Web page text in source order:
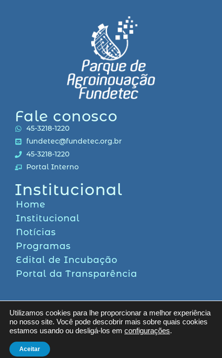
Fale conosco
45-3218-1220
fundetec@fundetec.org.br
45-3218-1220
Portal Interno
Institucional
Home
Institucional
Notícias
Programas
Edital de Incubação
Portal da Transparência
Fundetec. Todos os direitos reservados
Utilizamos cookies para lhe proporcionar a melhor experiência
no nosso site. Você pode descobrir mais sobre quais cookies
estamos usando ou desligá-los em configurações.
Aceitar